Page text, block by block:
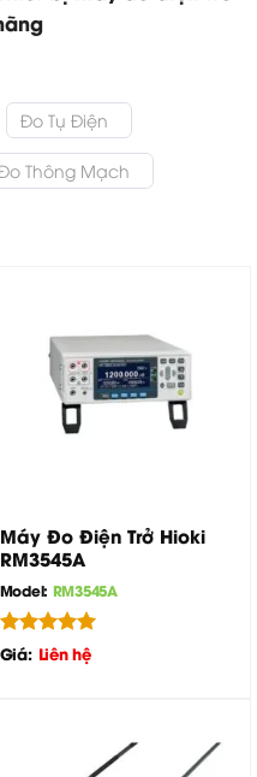
Đo Tụ Điện
Thông Mạch
Máy Đo Điện Trở Hioki
RM3545A
Model: RM3545A
Được xếp
Giá: Liên hệ